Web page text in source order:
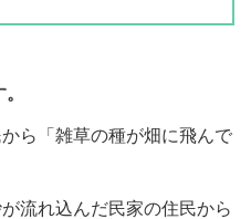
ら「雑草の種が畑に飛んで
流れ込んだ民家の住民から